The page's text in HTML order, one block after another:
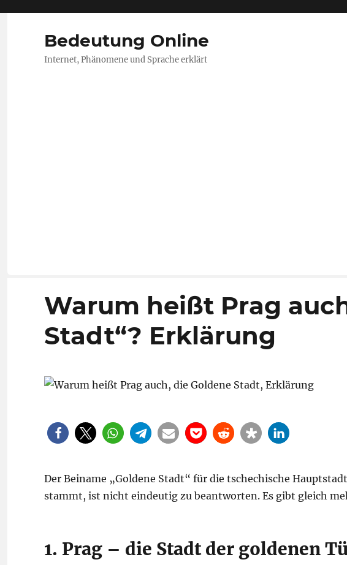
Bedeutung Online
Internet, Phänomene und Sprache erklärt
Warum heißt Prag
Stadt“? Erklärung
Der Beiname „Goldene Stadt“ für die tschechische
stammt, ist nicht eindeutig zu beantworten. Es gibt gleich
1. Prag – die Stadt der goldenen